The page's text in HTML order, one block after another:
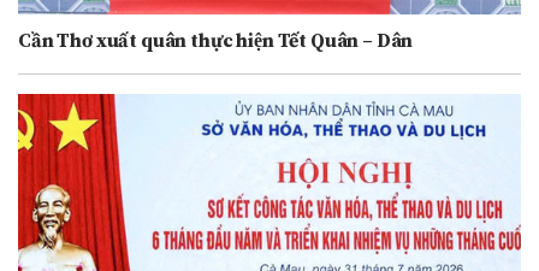
Cần Thơ xuất quân thực hiện Tết Quân – Dân